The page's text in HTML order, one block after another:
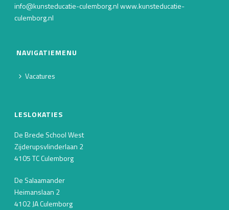
info@kunsteducatie-culemborg.nl www.kunsteducatie-
culemborg.nl
NAVIGATIEMENU
Vacatures
LESLOKATIES
De Brede School West
Zijderupsvlinderlaan 2
4105 TC Culemborg
De Salaamander
Heimanslaan 2
4102 JA Culemborg